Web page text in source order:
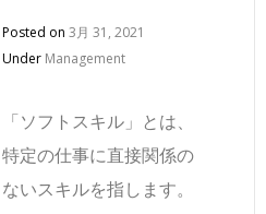
Posted on 3月 31, 2021
Under Management
「ソフトスキル」とは、
特定の仕事に直接関係の
ないスキルを指します。